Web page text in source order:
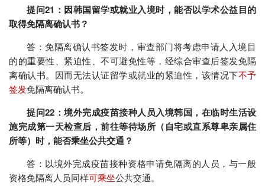
提问21：因韩国留学或就业入境时，能否以学术公益目的
取得免隔离确认书？
答：免隔离确认书签发时，审查部门将考虑申请人入境目
的的重要性、紧迫性、不可避免性等，经综合审查后签发免隔
离确认书。因而无法认证留学或就业的紧迫性，该情况下不予
签发免隔离确认书。
提问22：境外完成疫苗接种人员入境韩国，在临时生活设
施完成第一天检查后，前往等待场所（自宅或直系尊卑亲属住
所等）时，能否乘坐公共交通？
答：以境外完成疫苗接种资格申请免隔离的人员，与一般
资格免隔离人员同样可乘坐公共交通。